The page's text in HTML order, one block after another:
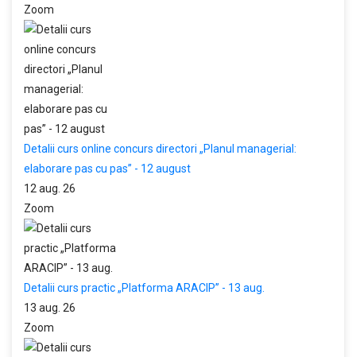
Zoom
Detalii curs online concurs directori „Planul managerial:
elaborare pas cu pas” - 12 august
12 aug. 26
Zoom
Detalii curs practic „Platforma ARACIP” - 13 aug.
13 aug. 26
Zoom